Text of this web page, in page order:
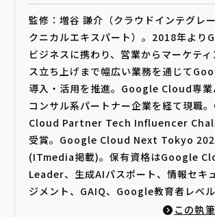
監修：増谷 謙介（クラウドインテグレ
クニカルエキスパート）。2018年よ
ビジネスに携わり、営業からマーケテ
ス立ち上げまで幅広い業務を通じて
導入・活用を推進。Google Cloud専業
コンサル系パートナー企業を経て現職
Cloud Partner Tech Influencer
受賞。Google Cloud Next Tokyo
(ITmedia掲載)。保有資格はGoogle
Leader、生成AIパスポート、情報セキ
ジメント、GAIQ、Google教育者レベル
この執